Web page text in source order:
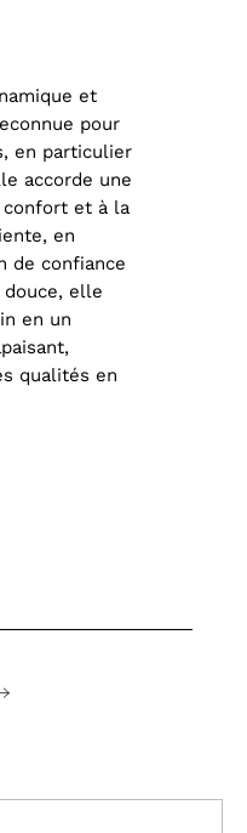
et
pour
en particulier
accorde une
confort et à la
en
de confiance
elle
en un
qualités en